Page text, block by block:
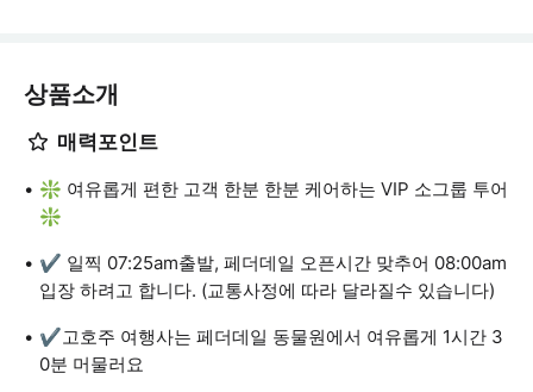
상품소개
매력포인트
❇️ 여유롭게 편한 고객 한분 한분 케어하는 VIP 소그룹 투어
❇️
✔️ 일찍 07:25am출발, 페더데일 오픈시간 맞추어 08:00am
입장 하려고 합니다. (교통사정에 따라 달라질수 있습니다)
✔️고호주 여행사는 페더데일 동물원에서 여유롭게 1시간 3
0분 머물러요